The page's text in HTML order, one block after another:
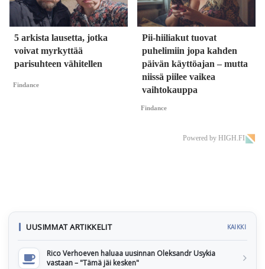
5 arkista lausetta, jotka
voivat myrkyttää
parisuhteen vähitellen
Findance
Pii-hiiliakut tuovat
puhelimiin jopa kahden
päivän käyttöajan – mutta
niissä piilee vaikea
vaihtokauppa
Findance
Powered by HIGH.FI
UUSIMMAT ARTIKKELIT KAIKKI
Rico Verhoeven haluaa uusinnan Oleksandr Usykia
vastaan – "Tämä jäi kesken"